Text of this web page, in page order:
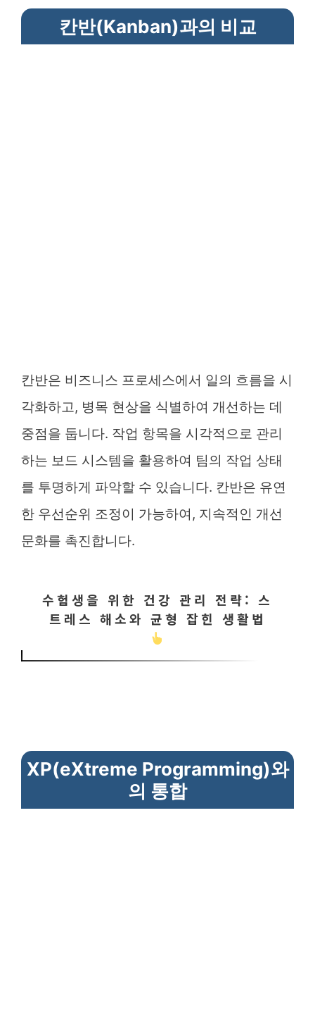
칸반(Kanban)과의 비교
칸반은 비즈니스 프로세스에서 일의 흐름을 시
각화하고, 병목 현상을 식별하여 개선하는 데
중점을 둡니다. 작업 항목을 시각적으로 관리
하는 보드 시스템을 활용하여 팀의 작업 상태
를 투명하게 파악할 수 있습니다. 칸반은 유연
한 우선순위 조정이 가능하여, 지속적인 개선
문화를 촉진합니다.
수험생을 위한 건강 관리 전략: 스
트레스 해소와 균형 잡힌 생활법
XP(eXtreme Programming)와
의 통합